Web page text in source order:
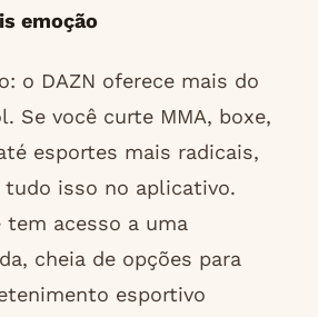
emoção
o DAZN oferece mais do
Se você curte MMA, boxe,
esportes mais radicais,
tudo isso no aplicativo.
tem acesso a uma
cheia de opções para
esportivo